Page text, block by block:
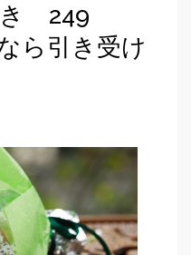
き 249
ら引き受け